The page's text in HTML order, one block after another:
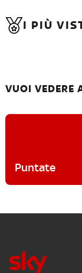
I PIÙ
VUOI VEDERE
Puntate